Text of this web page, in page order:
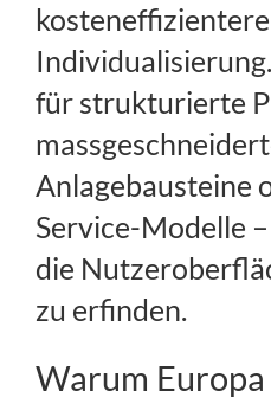
kosteneffizientere
für strukturierte
Anlagebausteine
Service-Modelle
die
zu erfinden.
Warum